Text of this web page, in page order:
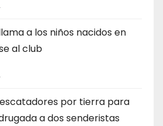
a los niños nacidos en
al club
por tierra para
a dos senderistas